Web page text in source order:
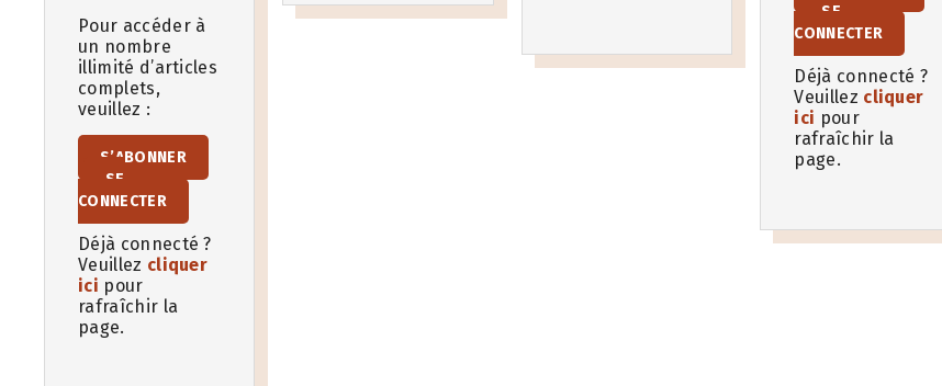
Pour accéder à
un nombre
illimité d’articles
complets,
veuillez :
S’ABONNER
SE
CONNECTER
Déjà connecté ?
Veuillez cliquer
ici pour
rafraîchir la
page.
SE
CONNECTER
Déjà connecté ?
Veuillez cliquer
ici pour
rafraîchir la
page.